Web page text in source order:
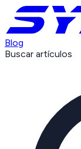
Blog
Buscar artículos